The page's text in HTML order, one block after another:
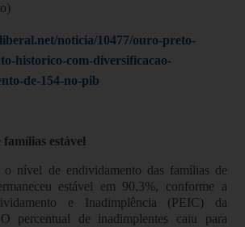
noticia/10477/ouro-preto-
historico-com-diversificacao-
de-154-no-pib
estável
o nível de endividamento das famílias de
estável em 90,3%, conforme a
e Inadimplência (PEIC) da
percentual de inadimplentes caiu para